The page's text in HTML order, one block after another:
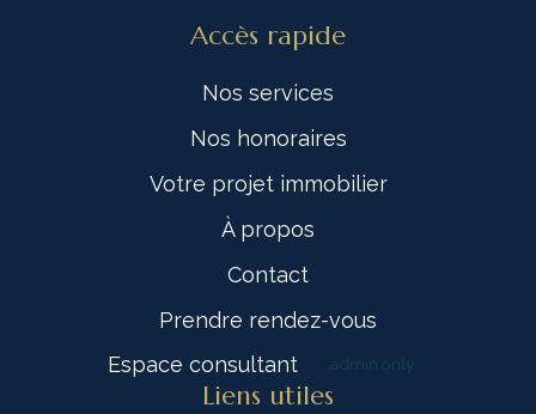
Accès rapide
Nos services
Nos honoraires
Votre projet immobilier
À propos
Contact
Prendre rendez-vous
Espace consultant
admin only
Liens utiles